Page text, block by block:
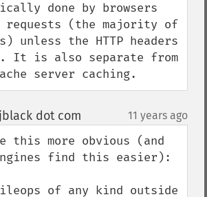
done by browsers
requests (the majority of
unless the HTTP headers
It is also separate from
server caching.
dot com 11 years ago
this more obvious (and
find this easier):
of any kind outside